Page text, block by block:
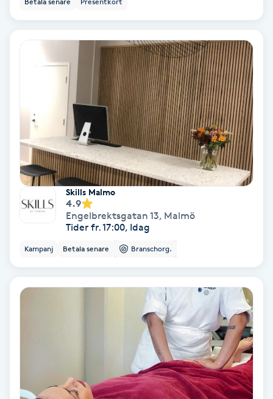
Babylights
Bambumassage
Barber
Barnklippning
Blowout
Skills Malmo
4.9
Engelbrektsgatan 13, Malmö
Tider fr. 17:00, Idag
Kampanj Betala senare Branschorg.